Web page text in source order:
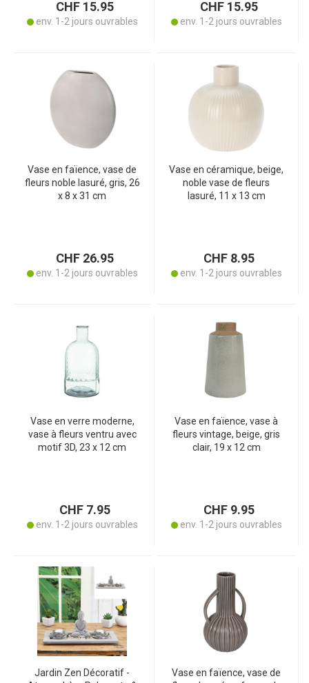
CHF 15.95
env. 1-2 jours ouvrables
CHF 15.95
env. 1-2 jours ouvrables
Vase en faïence, vase de
fleurs noble lasuré, gris, 26
x 8 x 31 cm
CHF 26.95
env. 1-2 jours ouvrables
Vase en céramique, beige,
noble vase de fleurs
lasuré, 11 x 13 cm
CHF 8.95
env. 1-2 jours ouvrables
Vase en verre moderne,
vase à fleurs ventru avec
motif 3D, 23 x 12 cm
CHF 7.95
env. 1-2 jours ouvrables
Vase en faïence, vase à
fleurs vintage, beige, gris
clair, 19 x 12 cm
CHF 9.95
env. 1-2 jours ouvrables
Jardin Zen Décoratif -
Vase en faïence, vase de